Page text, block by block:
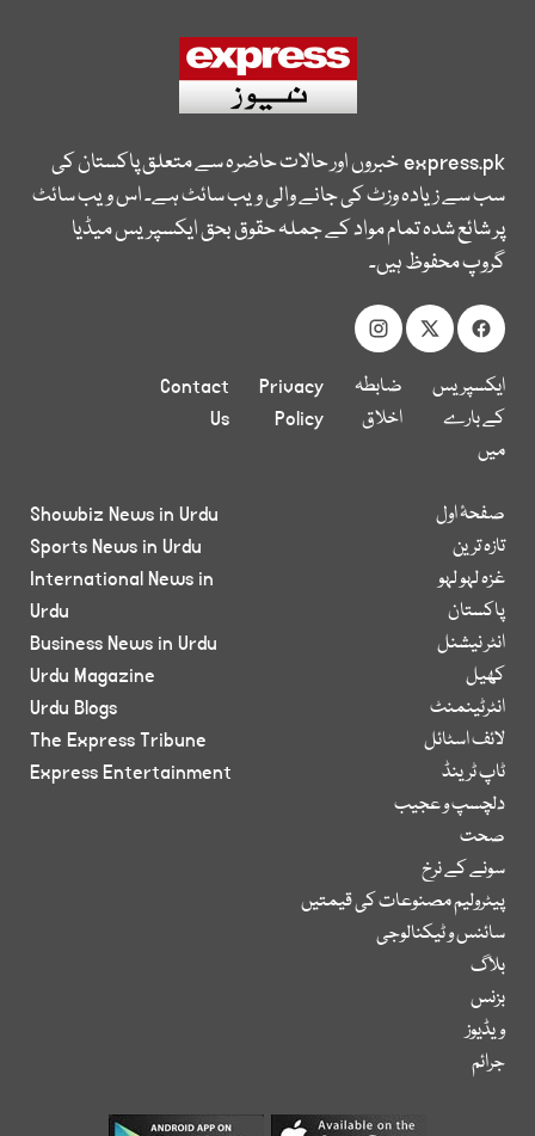
express.pkخبروں اور حالات حاضرہ سے متعلق پاکستان کی
سب سے زیادہ وزٹ کی جانے والی ویب سائٹ ہے۔ اس ویب سائٹ
پر شائع شدہ تمام مواد کے جملہ حقوق بحق ایکسپریس میڈیا
گروپ محفوظ ہیں۔
ایکسپریس
کے بارے
میں
ضابطہ
اخلاق
Privacy
Policy
Contact
Us
صفحۂ اول
تازہ ترین
غزہ لہو لہو
پاکستان
انٹر نیشنل
کھیل
انٹرٹینمنٹ
لائف اسٹائل
ٹاپ ٹرینڈ
دلچسپ و عجیب
صحت
سونے کے نرخ
پیٹرولیم مصنوعات کی قیمتیں
سائنس و ٹیکنالوجی
بلاگ
بزنس
ویڈیوز
جرائم
Showbiz News in Urdu
Sports News in Urdu
International News in
Urdu
Business News in Urdu
Urdu Magazine
Urdu Blogs
The Express Tribune
Express Entertainment